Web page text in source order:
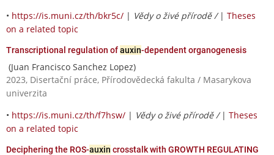
• https://is.muni.cz/th/bkr5c/ | Vědy o živé přírodě / | Theses
on a related topic
Transcriptional regulation ofauxin-dependent organogenesis
(Juan Francisco Sanchez Lopez)
2023, Disertační práce, Přírodovědecká fakulta / Masarykova
univerzita
• https://is.muni.cz/th/f7hsw/ | Vědy o živé přírodě / | Theses
on a related topic
Deciphering the ROS-auxin crosstalk with GROWTH REGULATING